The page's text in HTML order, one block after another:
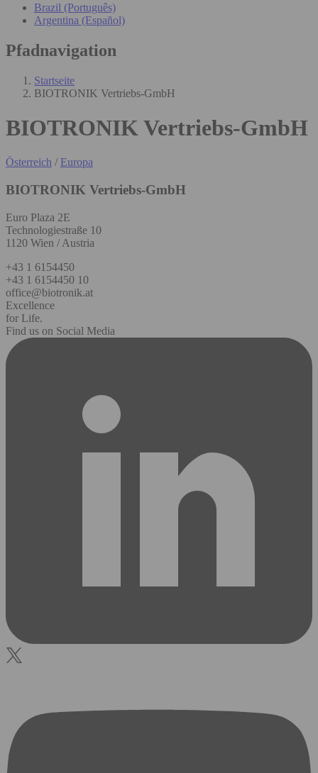
Brazil (Português)
Argentina (Español)
Pfadnavigation
Startseite
BIOTRONIK Vertriebs-GmbH
BIOTRONIK Vertriebs-GmbH
Österreich / Europa
BIOTRONIK Vertriebs-GmbH
Euro Plaza 2E
Technologiestraße 10
1120 Wien / Austria
+43 1 6154450
+43 1 6154450 10
office@biotronik.at
Excellence
for Life.
Find us on Social Media